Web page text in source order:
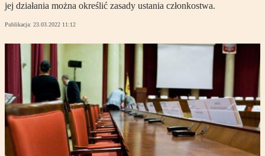
jej działania można określić zasady ustania członkostwa.
Publikacja: 23.03.2022 11:12